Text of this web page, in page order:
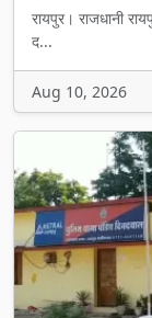
रायपुर। राजधानी
द...
Aug 10, 2026